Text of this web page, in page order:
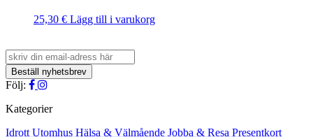
25,30 € Lägg till i varukorg
Följ:
Kategorier
Idrott Utomhus Hälsa & Välmående Jobba & Resa Presentkort